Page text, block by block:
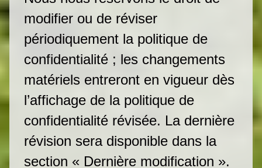
modifier ou de réviser
périodiquement la politique de
confidentialité ; les changements
matériels entreront en vigueur dès
l’affichage de la politique de
confidentialité révisée. La dernière
révision sera disponible dans la
section « Dernière modification ».